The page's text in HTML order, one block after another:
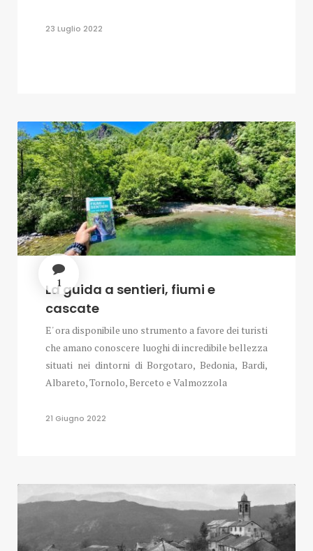
23 Luglio 2022
1
La guida a sentieri, fiumi e
cascate
E' ora disponibile uno strumento a favore dei turisti
che amano conoscere luoghi di incredibile bellezza
situati nei dintorni di Borgotaro, Bedonia, Bardi,
Albareto, Tornolo, Berceto e Valmozzola
21 Giugno 2022